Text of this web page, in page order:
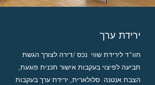
ירידת ערך
חוו"ד לירידת שווי נכס /דירה לצורך הגשת
תביעה לפיצוי בעקבות אישור תכנית פוגעת,
הצבת אנטנה סלולארית, ירידת ערך בעקבות